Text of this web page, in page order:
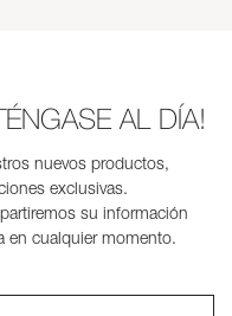
AL DÍA!
nuevos productos,
exclusivas.
su información
en cualquier momento.